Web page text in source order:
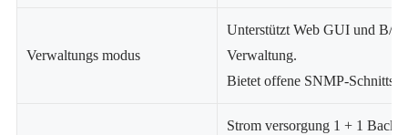
Verwaltungs modus
Unterstützt Web GUI und B/S
Verwaltung.
Bietet offene SNMP-Schnitts
Strom versorgung 1 + 1